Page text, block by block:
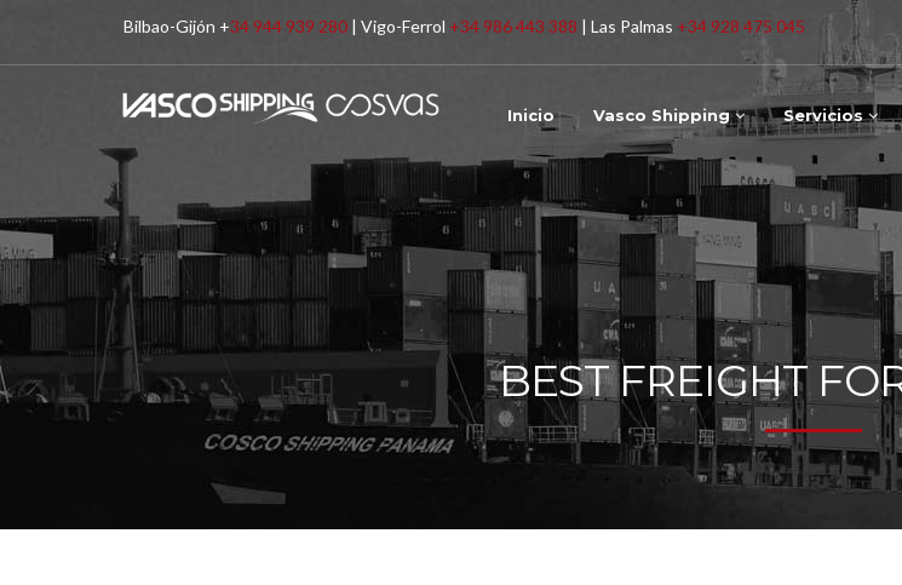
Bilbao-Gijón +34 944 939 280 | Vigo-Ferrol +34 986 443 388 | Las Palmas +34 928 475 045
Inicio Vasco Shipping Servicios
BEST FREIGHT